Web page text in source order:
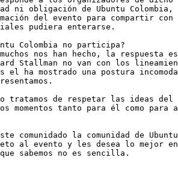
ni obligación de Ubuntu Colombia,
del evento para compartir
pudiera enterarse.
Colombia no participa?
muchos nos han hecho, la respuesta
Stallman no van con los
el ha mostrado una postura
tratamos de respetar las ideas del
momentos tanto para él como para
comunidado la comunidad de
al evento y les desea lo mejor
sabemos no es sencilla.